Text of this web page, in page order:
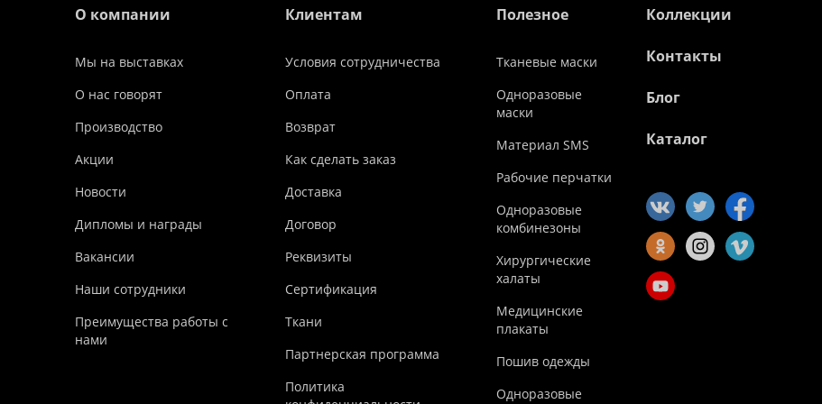
О компании
Мы на выставках
О нас говорят
Производство
Акции
Новости
Дипломы и награды
Вакансии
Наши сотрудники
Преимущества работы с
нами
Клиентам
Условия сотрудничества
Оплата
Возврат
Как сделать заказ
Доставка
Договор
Реквизиты
Сертификация
Ткани
Партнерская программа
Политика
Полезное
Тканевые маски
Одноразовые
маски
Материал SMS
Рабочие перчатки
Одноразовые
комбинезоны
Хирургические
халаты
Медицинские
плакаты
Пошив одежды
Одноразовые
Коллекции
Контакты
Блог
Каталог